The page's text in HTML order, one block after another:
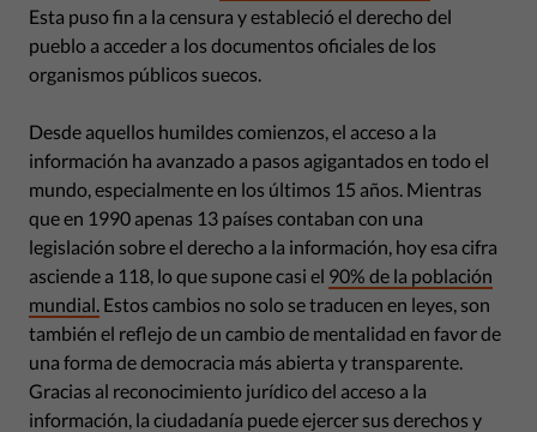
Esta puso fin a la censura y estableció el derecho del
pueblo a acceder a los documentos oficiales de los
organismos públicos suecos.
Desde aquellos humildes comienzos, el acceso a la
información ha avanzado a pasos agigantados en todo el
mundo, especialmente en los últimos 15 años. Mientras
que en 1990 apenas 13 países contaban con una
legislación sobre el derecho a la información, hoy esa cifra
asciende a 118, lo que supone casi el 90% de la población
mundial. Estos cambios no solo se traducen en leyes, son
también el reflejo de un cambio de mentalidad en favor de
una forma de democracia más abierta y transparente.
Gracias al reconocimiento jurídico del acceso a la
información, la ciudadanía puede ejercer sus derechos y